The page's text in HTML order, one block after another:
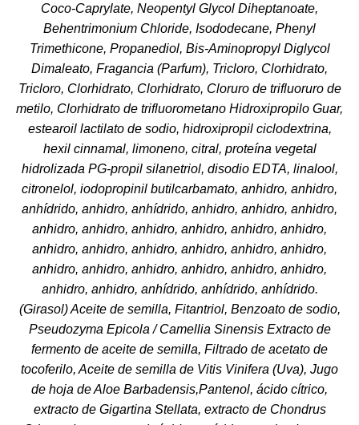
Coco-Caprylate, Neopentyl Glycol Diheptanoate,
Behentrimonium Chloride, Isododecane, Phenyl
Trimethicone, Propanediol, Bis-Aminopropyl Diglycol
Dimaleato, Fragancia (Parfum), Tricloro, Clorhidrato,
Tricloro, Clorhidrato, Clorhidrato, Cloruro de trifluoruro de
metilo, Clorhidrato de trifluorometano Hidroxipropilo Guar,
estearoil lactilato de sodio, hidroxipropil ciclodextrina,
hexil cinnamal, limoneno, citral, proteína vegetal
hidrolizada PG-propil silanetriol, disodio EDTA, linalool,
citronelol, iodopropinil butilcarbamato, anhidro, anhidro,
anhídrido, anhidro, anhídrido, anhidro, anhidro, anhidro,
anhidro, anhidro, anhidro, anhidro, anhidro, anhidro,
anhidro, anhidro, anhidro, anhidro, anhidro, anhidro,
anhidro, anhidro, anhidro, anhidro, anhidro, anhidro,
anhidro, anhidro, anhídrido, anhídrido, anhídrido.
(Girasol) Aceite de semilla, Fitantriol, Benzoato de sodio,
Pseudozyma Epicola / Camellia Sinensis Extracto de
fermento de aceite de semilla, Filtrado de acetato de
tocoferilo, Aceite de semilla de Vitis Vinifera (Uva), Jugo
de hoja de Aloe Barbadensis,Pantenol, ácido cítrico,
extracto de Gigartina Stellata, extracto de Chondrus